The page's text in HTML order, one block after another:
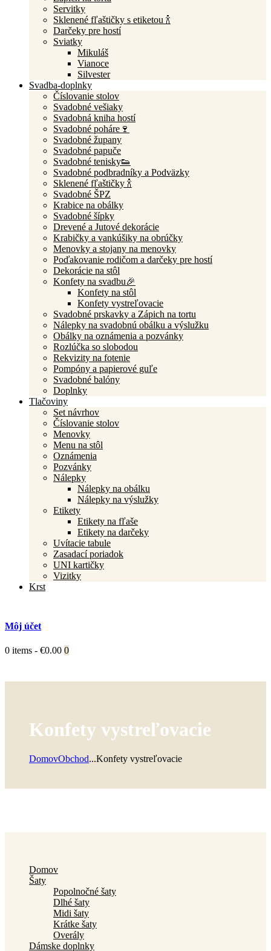
Servitky
Sklenené fľaštičky s etiketou 🍾
Darčeky pre hostí
Sviatky
Mikuláš
Vianoce
Silvester
Svadba-doplnky
Číslovanie stolov
Svadobné vešiaky
Svadobná kniha hostí
Svadobné poháre🍷
Svadobné župany
Svadobné papuče
Svadobné tenisky👟
Svadobné podbradníky a Podväzky
Sklenené fľaštičky 🍾
Svadobné ŠPZ
Krabice na obálky
Svadobné šípky
Drevené a Jutové dekorácie
Krabičky a vankúšiky na obrúčky
Menovky a stojany na menovky
Poďakovanie rodičom a darčeky pre hostí
Dekorácie na stôl
Konfety na svadbu🎉
Konfety na stôl
Konfety vystreľovacie
Svadobné prskavky a Zápich na tortu
Nálepky na svadobnú obálku a výslužku
Obálky na oznámenia a pozvánky
Rozlúčka so slobodou
Rekvizity na fotenie
Pompóny a papierové guľe
Svadobné balóny
Doplnky
Tlačoviny
Set návrhov
Číslovanie stolov
Menovky
Menu na stôl
Oznámenia
Pozvánky
Nálepky
Nálepky na obálku
Nálepky na výslužky
Etikety
Etikety na fľaše
Etikety na darčeky
Uvítacie tabule
Zasadací poriadok
UNI kartičky
Vizitky
Krst
Môj účet
0 items - €0.00 0
Konfety vystreľovacie
DomovObchod...Konfety vystreľovacie
Domov
Šaty
Popolnočné šaty
Dlhé šaty
Midi šaty
Krátke šaty
Overály
Dámske doplnky